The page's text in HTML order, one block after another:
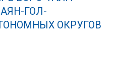
ГОЛ-
ОКРУГОВ